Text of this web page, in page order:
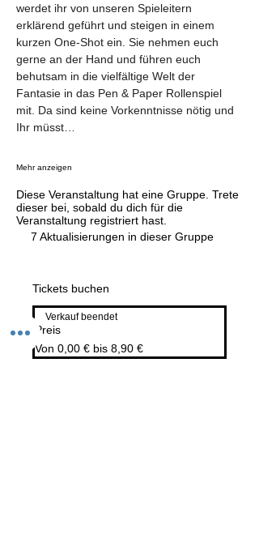
werdet ihr von unseren Spieleitern
erklärend geführt und steigen in einem
kurzen One-Shot ein. Sie nehmen euch
gerne an der Hand und führen euch
behutsam in die vielfältige Welt der
Fantasie in das Pen & Paper Rollenspiel
mit. Da sind keine Vorkenntnisse nötig und
Ihr müsst…
Mehr anzeigen
Diese Veranstaltung hat eine Gruppe. Trete
dieser bei, sobald du dich für die
Veranstaltung registriert hast.
7 Aktualisierungen in dieser Gruppe
Tickets buchen
Preis
Von 0,00 € bis 8,90 €
Verkauf beendet